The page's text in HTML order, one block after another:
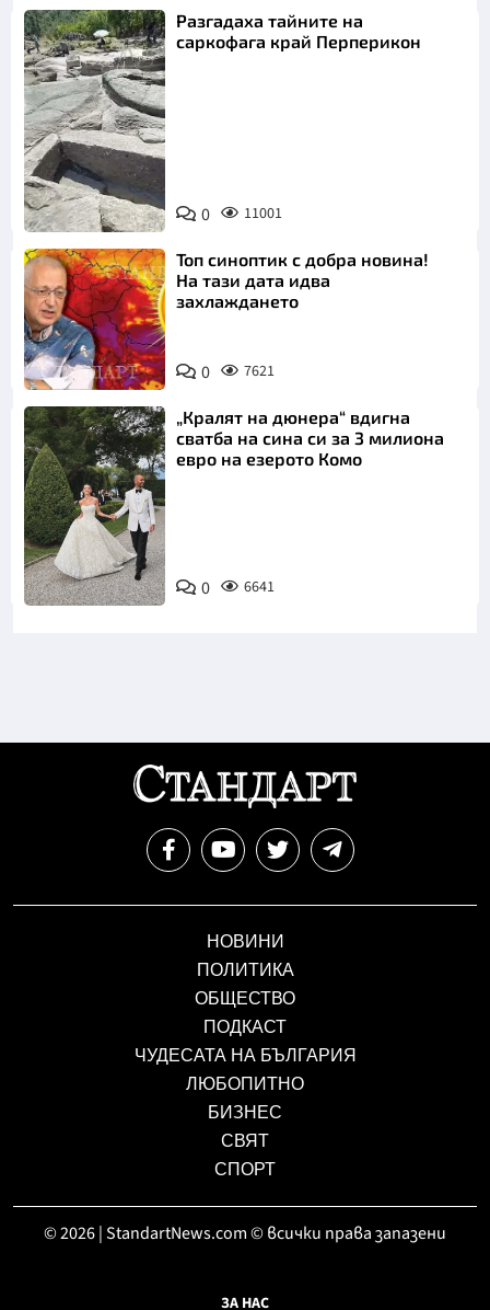
Снимка:
Bulgaria ON
AIR
Разгадаха тайните на
саркофага край Перперикон
0 11001
Топ синоптик с добра новина!
На тази дата идва
захлаждането
0 7621
Снимка:
Инстаграм
„Кралят на дюнера“ вдигна
сватба на сина си за 3 милиона
евро на езерото Комо
0 6641
НОВИНИ
ПОЛИТИКА
ОБЩЕСТВО
ПОДКАСТ
ЧУДЕСАТА НА БЪЛГАРИЯ
ЛЮБОПИТНО
БИЗНЕС
СВЯТ
СПОРТ
© 2026 | StandartNews.com © всички права запазени
ЗА НАС